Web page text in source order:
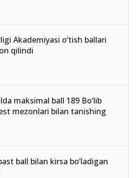
Akademiyasi o‘tish ballari
qilindi
maksimal ball 189 Bo‘lib
mezonlari bilan tanishing
ball bilan kirsa bo‘ladigan